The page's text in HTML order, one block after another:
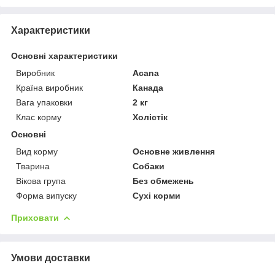
Характеристики
Основні характеристики
Виробник
Acana
Країна виробник
Канада
Вага упаковки
2 кг
Клас корму
Холістік
Основні
Вид корму
Основне живлення
Тварина
Собаки
Вікова група
Без обмежень
Форма випуску
Сухі корми
Приховати
Умови доставки